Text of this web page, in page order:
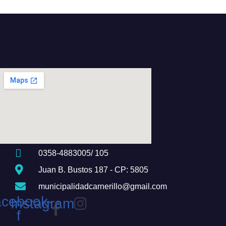
0358-4883005/ 105
Juan B. Bustos 187 - CP: 5805
municipalidadcarnerillo@gmail.com
f
Instagram